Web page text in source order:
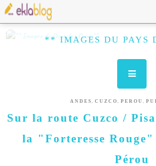
** IMAGES DU PAYS
ANDES , CUZCO , PEROU ,
Sur la route Cuzco /
la "Forteresse
Pérou